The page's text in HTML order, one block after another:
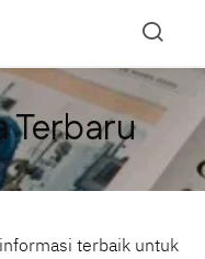
Terbaru
terbaik untuk